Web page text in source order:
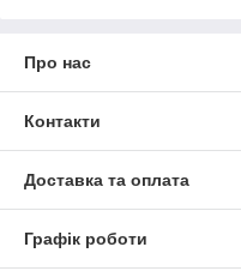
Про нас
Контакти
Доставка та оплата
Графік роботи